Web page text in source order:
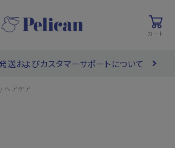
カート
送およびカスタマーサポートについて
/ ヘアケア